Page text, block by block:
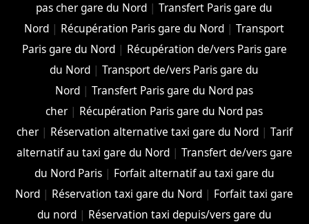
pas cher gare du Nord |Transfert Paris gare du
Nord | Récupération Paris gare du Nord |Transport
Paris gare du Nord| Récupération de/vers Paris gare
du Nord |Transport de/vers Paris gare du
Nord |Transfert Paris gare du Nord pas
cher | Récupération Paris gare du Nord pas
cher| Réservation alternative taxi gare du Nord| Tarif
alternatif au taxi gare du Nord| Transfert de/vers gare
du Nord Paris| Forfait alternatif au taxi gare du
Nord | Réservation taxi gare du Nord | Forfait taxi gare
du nord| Réservation taxi depuis/vers gare du